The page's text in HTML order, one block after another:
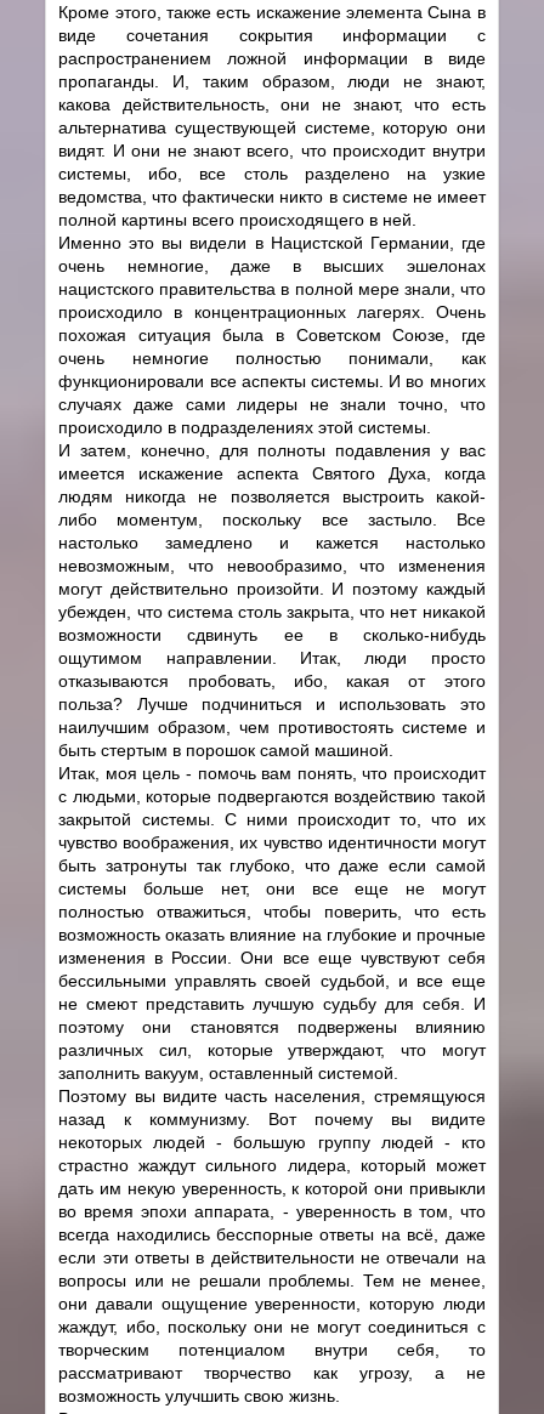
Кроме этого, также есть искажение элемента Сына в
виде сочетания сокрытия информации с
распространением ложной информации в виде
пропаганды. И, таким образом, люди не знают,
какова действительность, они не знают, что есть
альтернатива существующей системе, которую они
видят. И они не знают всего, что происходит внутри
системы, ибо, все столь разделено на узкие
ведомства, что фактически никто в системе не имеет
полной картины всего происходящего в ней.
Именно это вы видели в Нацистской Германии, где
очень немногие, даже в высших эшелонах
нацистского правительства в полной мере знали, что
происходило в концентрационных лагерях. Очень
похожая ситуация была в Советском Союзе, где
очень немногие полностью понимали, как
функционировали все аспекты системы. И во многих
случаях даже сами лидеры не знали точно, что
происходило в подразделениях этой системы.
И затем, конечно, для полноты подавления у вас
имеется искажение аспекта Святого Духа, когда
людям никогда не позволяется выстроить какой-
либо моментум, поскольку все застыло. Все
настолько замедлено и кажется настолько
невозможным, что невообразимо, что изменения
могут действительно произойти. И поэтому каждый
убежден, что система столь закрыта, что нет никакой
возможности сдвинуть ее в сколько-нибудь
ощутимом направлении. Итак, люди просто
отказываются пробовать, ибо, какая от этого
польза? Лучше подчиниться и использовать это
наилучшим образом, чем противостоять системе и
быть стертым в порошок самой машиной.
Итак, моя цель - помочь вам понять, что происходит
с людьми, которые подвергаются воздействию такой
закрытой системы. С ними происходит то, что их
чувство воображения, их чувство идентичности могут
быть затронуты так глубоко, что даже если самой
системы больше нет, они все еще не могут
полностью отважиться, чтобы поверить, что есть
возможность оказать влияние на глубокие и прочные
изменения в России. Они все еще чувствуют себя
бессильными управлять своей судьбой, и все еще
не смеют представить лучшую судьбу для себя. И
поэтому они становятся подвержены влиянию
различных сил, которые утверждают, что могут
заполнить вакуум, оставленный системой.
Поэтому вы видите часть населения, стремящуюся
назад к коммунизму. Вот почему вы видите
некоторых людей - большую группу людей - кто
страстно жаждут сильного лидера, который может
дать им некую уверенность, к которой они привыкли
во время эпохи аппарата, - уверенность в том, что
всегда находились бесспорные ответы на всё, даже
если эти ответы в действительности не отвечали на
вопросы или не решали проблемы. Тем не менее,
они давали ощущение уверенности, которую люди
жаждут, ибо, поскольку они не могут соединиться с
творческим потенциалом внутри себя, то
рассматривают творчество как угрозу, а не
возможность улучшить свою жизнь.